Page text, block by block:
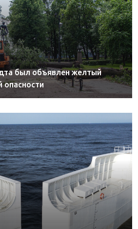
был объявлен желтый
опасности